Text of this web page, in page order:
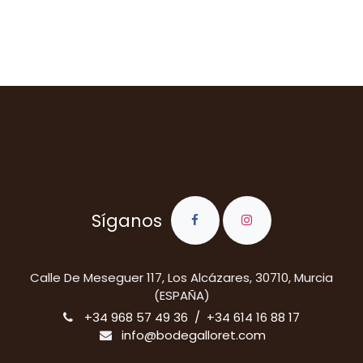
Síganos
​Calle De Meseguer 117, Los Alcázares, 30710, Murcia
(ESPAÑA)
+34 968 57 49 36 / +34 614 16 88 17
info@bodegalloret.com